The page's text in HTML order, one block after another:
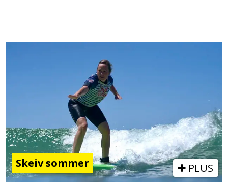
Skeiv sommer PLUS